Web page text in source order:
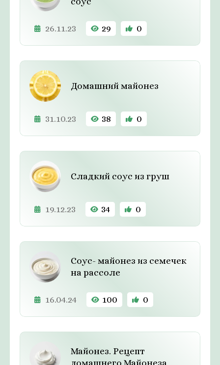
26.11.23 29 0
Домашний майонез
31.10.23 38 0
Сладкий соус из груш
19.12.23 34 0
Соус- майонез из семечек
на рассоле
16.04.24 100 0
Майонез. Рецепт